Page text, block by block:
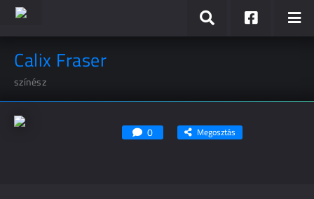
Calix Fraser
színész
0 Megosztás